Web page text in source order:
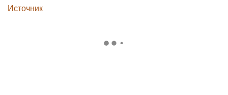
Источник